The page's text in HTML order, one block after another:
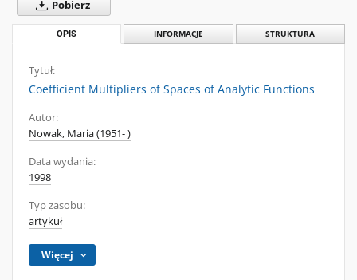
Pobierz
OPIS INFORMACJE STRUKTURA
Tytuł:
Coefficient Multipliers of Spaces of Analytic Functions
Autor:
Nowak, Maria (1951- )
Data wydania:
1998
Typ zasobu:
artykuł
Więcej